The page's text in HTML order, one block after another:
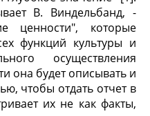
В. Виндельбанд, -
ценности", которые
функций культуры и
осуществления
она будет описывать и
чтобы отдать отчет в
их не как факты,